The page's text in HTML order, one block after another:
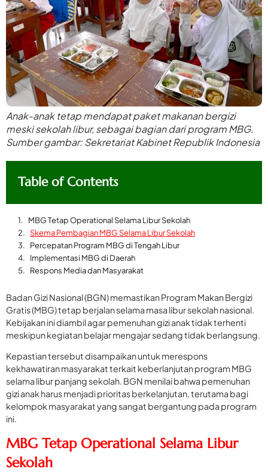
Anak-anak tetap mendapat paket makanan bergizi
meski sekolah libur, sebagai bagian dari program MBG.
Sumber gambar: Sekretariat Kabinet Republik Indonesia
Table of Contents
MBG Tetap Operational Selama Libur Sekolah
Skema Pembagian MBG Selama Libur Sekolah
Percepatan Program MBG di Tengah Libur
Implementasi MBG di Daerah
Respons Media dan Masyarakat
Badan Gizi Nasional (BGN) memastikan Program Makan Bergizi
Gratis (MBG) tetap berjalan selama masa libur sekolah nasional.
Kebijakan ini diambil agar pemenuhan gizi anak tidak terhenti
meskipun kegiatan belajar mengajar sedang tidak berlangsung.
Kepastian tersebut disampaikan untuk merespons
kekhawatiran masyarakat terkait keberlanjutan program MBG
selama libur panjang sekolah. BGN menilai bahwa pemenuhan
gizi anak harus menjadi prioritas berkelanjutan, terutama bagi
kelompok masyarakat yang sangat bergantung pada program
ini.
MBG Tetap Operational Selama Libur
Sekolah